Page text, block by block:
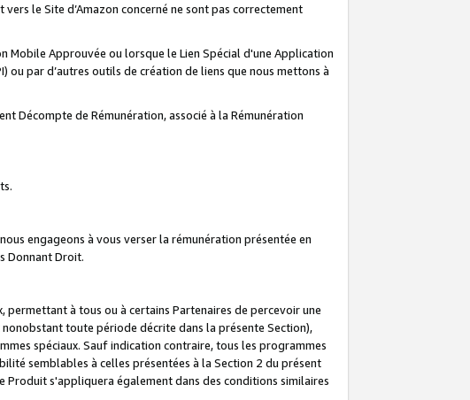
le Site d’Amazon concerné ne sont pas correctement
Mobile Approuvée ou lorsque le Lien Spécial d'une Application
ou par d’autres outils de création de liens que nous mettons à
Décompte de Rémunération, associé à la Rémunération
engageons à vous verser la rémunération présentée en
Donnant Droit.
à tous ou à certains Partenaires de percevoir une
toute période décrite dans la présente Section),
spéciaux. Sauf indication contraire, tous les programmes
semblables à celles présentées à la Section 2 du présent
s'appliquera également dans des conditions similaires